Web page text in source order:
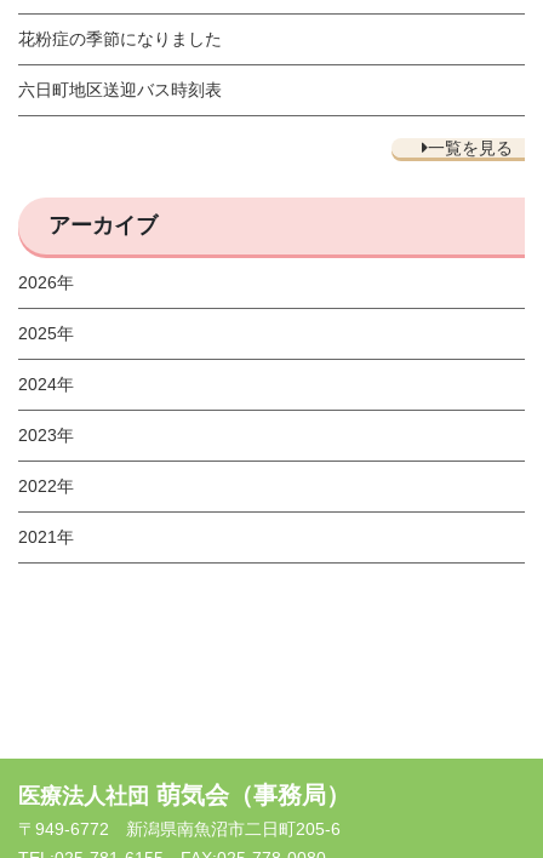
花粉症の季節になりました
六日町地区送迎バス時刻表
一覧を見る
アーカイブ
2026年
2025年
2024年
2023年
2022年
2021年
医療法人社団 萌気会（事務局）
〒949-6772 新潟県南魚沼市二日町205-6